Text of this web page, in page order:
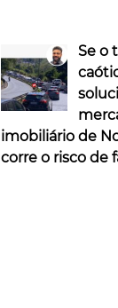
Se o
imobiliário de
corre o risco de